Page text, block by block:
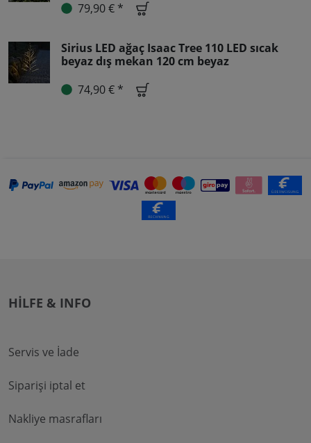
79,90 € *
Sirius LED ağaç Isaac Tree 110 LED sıcak
beyaz dış mekan 120 cm beyaz
74,90 € *
HILFE & INFO
Servis ve İade
Siparişi iptal et
Nakliye masrafları